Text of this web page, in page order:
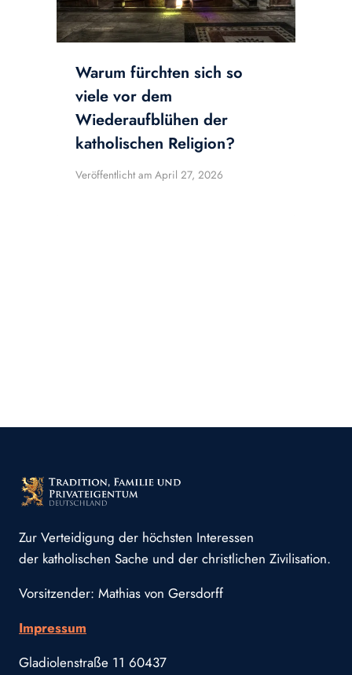
Warum fürchten sich so
viele vor dem
Wiederaufblühen der
katholischen Religion?
Veröffentlicht am April 27, 2026
Zur Verteidigung der höchsten Interessen
der katholischen Sache und der christlichen Zivilisation.
Vorsitzender: Mathias von Gersdorff
Impressum
Gladiolenstraße 11 60437